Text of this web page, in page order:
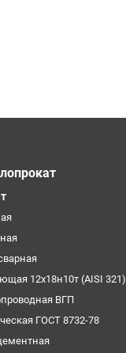
12х18н10т (AISI 321)
ВГП
ГОСТ 8732-78